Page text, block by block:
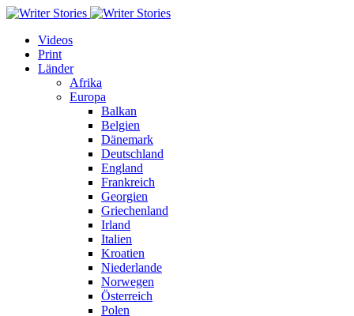
Videos
Print
Länder
Afrika
Europa
Balkan
Belgien
Dänemark
Deutschland
England
Frankreich
Georgien
Griechenland
Irland
Italien
Kroatien
Niederlande
Norwegen
Österreich
Polen